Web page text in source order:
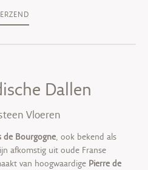
Dallen
Vloeren
de Bourgogne, ook bekend als
afkomstig uit oude Franse
van hoogwaardige Pierre de